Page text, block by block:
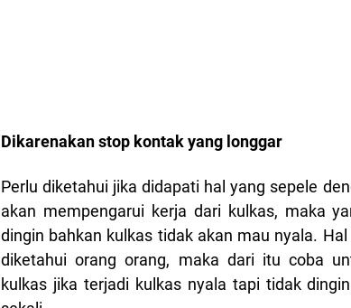
Dikarenakan stop kontak yang longgar
Perlu diketahui jika didapati hal yang sepele
akan mempengarui kerja dari kulkas, maka
dingin bahkan kulkas tidak akan mau nyala.
diketahui orang orang, maka dari itu coba
kulkas jika terjadi kulkas nyala tapi tidak